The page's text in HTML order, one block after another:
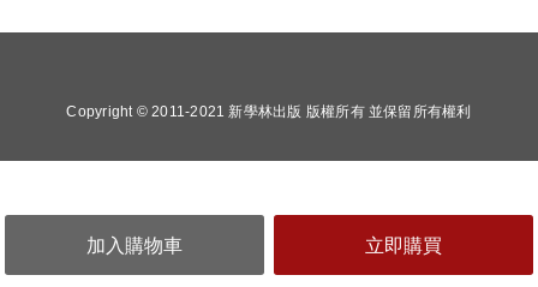
Copyright © 2011-2021 新學林出版 版權所有 並保留所有權利